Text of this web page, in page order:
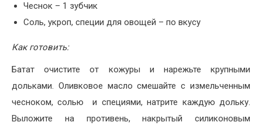
Чеснок – 1 зубчик
Соль, укроп, специи для овощей – по вкусу
Как готовить:
Батат очистите от кожуры и нарежьте крупными
дольками. Оливковое масло смешайте с измельченным
чесноком, солью и специями, натрите каждую дольку.
Выложите на противень, накрытый силиконовым